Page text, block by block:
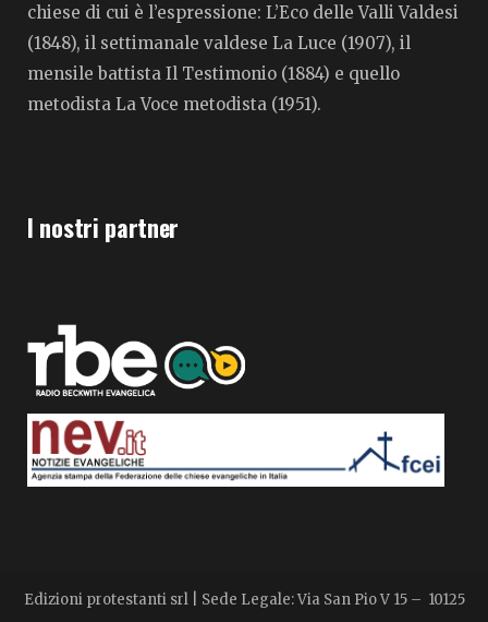
chiese di cui è l’espressione: L’Eco delle Valli Valdesi
(1848), il settimanale valdese La Luce (1907), il
mensile battista Il Testimonio (1884) e quello
metodista La Voce metodista (1951).
I nostri partner
Edizioni protestanti srl | Sede Legale: Via San Pio V 15 – 10125